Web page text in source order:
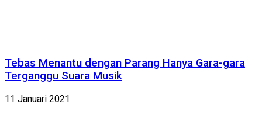
Tebas Menantu dengan Parang Hanya Gara-gara
Terganggu Suara Musik
11 Januari 2021